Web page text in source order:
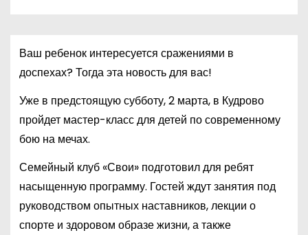
Ваш ребенок интересуется сражениями в
доспехах? Тогда эта новость для вас!
Уже в предстоящую субботу, 2 марта, в Кудрово
пройдет мастер-класс для детей по современному
бою на мечах.
Семейный клуб «Свои» подготовил для ребят
насыщенную программу. Гостей ждут занятия под
руководством опытных наставников, лекции о
спорте и здоровом образе жизни, а также